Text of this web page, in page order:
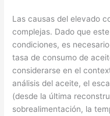
Las causas del elevado
complejas. Dado que
condiciones, es
tasa de consumo de
considerarse en el
análisis del aceite, el
(desde la última
sobrealimentación, la